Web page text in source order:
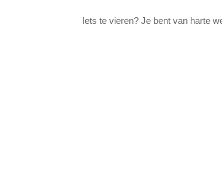
Iets te vieren? Je bent van harte